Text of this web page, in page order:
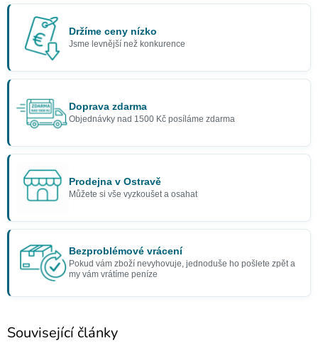
Držíme ceny nízko
Jsme levnější než konkurence
Doprava zdarma
Objednávky nad 1500 Kč posíláme zdarma
Prodejna v Ostravě
Můžete si vše vyzkoušet a osahat
Bezproblémové vrácení
Pokud vám zboží nevyhovuje, jednoduše ho pošlete zpět a
my vám vrátíme peníze
Související články